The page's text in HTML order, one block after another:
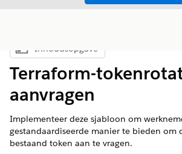
Inhoudsopgave weergeven
Inhoudsopgave
Terraform-
aanvragen
Implementeer deze sjabloon om
gestandaardiseerde manier te bieden om
bestaand token aan te vragen.